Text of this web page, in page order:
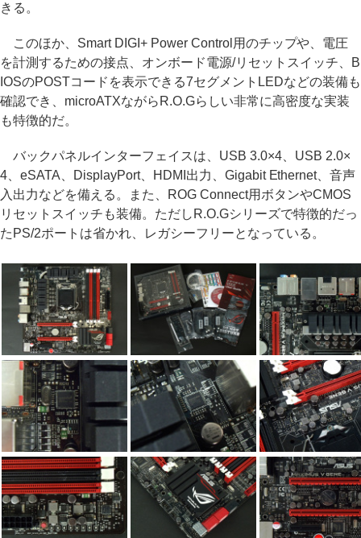
きる。
このほか、Smart DIGI+ Power Control用のチップや、電圧
を計測するための接点、オンボード電源/リセットスイッチ、B
IOSのPOSTコードを表示できる7セグメントLEDなどの装備も
確認でき、microATXながらR.O.Gらしい非常に高密度な実装
も特徴的だ。
バックパネルインターフェイスは、USB 3.0×4、USB 2.0×
4、eSATA、DisplayPort、HDMI出力、Gigabit Ethernet、音声
入出力などを備える。また、ROG Connect用ボタンやCMOS
リセットスイッチも装備。ただしR.O.Gシリーズで特徴的だっ
たPS/2ポートは省かれ、レガシーフリーとなっている。